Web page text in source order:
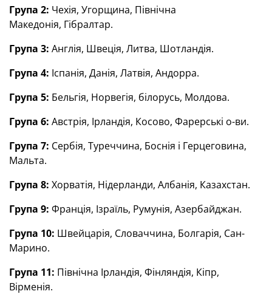
Група 2: Чехія, Угорщина, Північна
Македонія, Гібралтар.
Група 3: Англія, Швеція, Литва, Шотландія.
Група 4: Іспанія, Данія, Латвія, Андорра.
Група 5: Бельгія, Норвегія, білорусь, Молдова.
Група 6: Австрія, Ірландія, Косово, Фарерські о-ви.
Група 7: Сербія, Туреччина, Боснія і Герцеговина,
Мальта.
Група 8: Хорватія, Нідерланди, Албанія, Казахстан.
Група 9: Франція, Ізраїль, Румунія, Азербайджан.
Група 10: Швейцарія, Словаччина, Болгарія, Сан-
Марино.
Група 11: Північна Ірландія, Фінляндія, Кіпр,
Вірменія.